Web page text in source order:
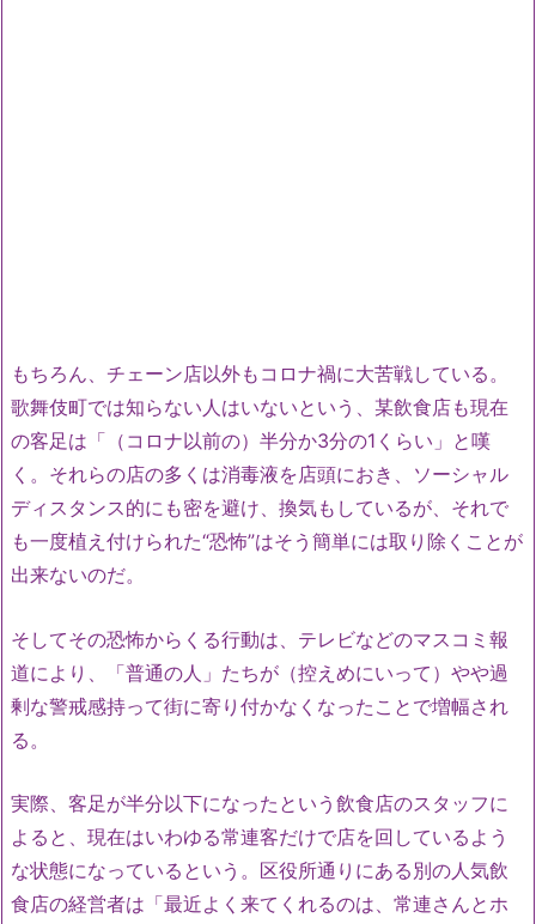
もちろん、チェーン店以外もコロナ禍に大苦戦している。
歌舞伎町では知らない人はいないという、某飲食店も現在
の客足は「（コロナ以前の）半分か3分の1くらい」と嘆
く。それらの店の多くは消毒液を店頭におき、ソーシャル
ディスタンス的にも密を避け、換気もしているが、それで
も一度植え付けられた“恐怖”はそう簡単には取り除くことが
出来ないのだ。
そしてその恐怖からくる行動は、テレビなどのマスコミ報
道により、「普通の人」たちが（控えめにいって）やや過
剰な警戒感持って街に寄り付かなくなったことで増幅され
る。
実際、客足が半分以下になったという飲食店のスタッフに
よると、現在はいわゆる常連客だけで店を回しているよう
な状態になっているという。区役所通りにある別の人気飲
食店の経営者は「最近よく来てくれるのは、常連さんとホ